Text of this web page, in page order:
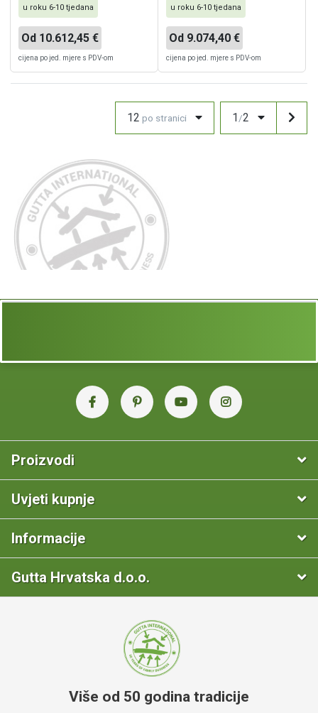
u roku 6-10 tjedana
Od 10.612,45 €
cijena po jed. mjere s PDV-om
u roku 6-10 tjedana
Od 9.074,40 €
cijena po jed. mjere s PDV-om
12 po stranici 1/2
Proizvodi
Uvjeti kupnje
Informacije
Gutta Hrvatska d.o.o.
Više od 50 godina tradicije